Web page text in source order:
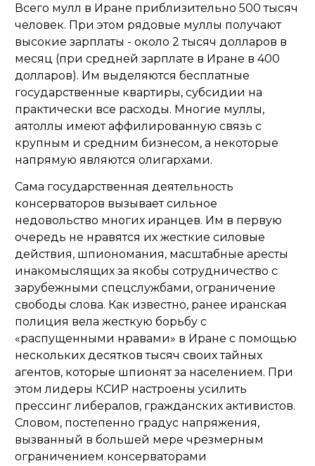
Всего мулл в Иране приблизительно 500 тысяч
человек. При этом рядовые муллы получают
высокие зарплаты - около 2 тысяч долларов в
месяц (при средней зарплате в Иране в 400
долларов). Им выделяются бесплатные
государственные квартиры, субсидии на
практически все расходы. Многие муллы,
аятоллы имеют аффилированную связь с
крупным и средним бизнесом, а некоторые
напрямую являются олигархами.
Сама государственная деятельность
консерваторов вызывает сильное
недовольство многих иранцев. Им в первую
очередь не нравятся их жесткие силовые
действия, шпиономания, масштабные аресты
инакомыслящих за якобы сотрудничество с
зарубежными спецслужбами, ограничение
свободы слова. Как известно, ранее иранская
полиция вела жесткую борьбу с
«распущенными нравами» в Иране с помощью
нескольких десятков тысяч своих тайных
агентов, которые шпионят за населением. При
этом лидеры КСИР настроены усилить
прессинг либералов, гражданских активистов.
Словом, постепенно градус напряжения,
вызванный в большей мере чрезмерным
ограничением консерваторами